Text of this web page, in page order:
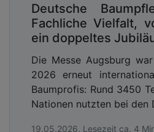
Deutsche
Fachliche Vielfalt,
ein doppeltes
Die Messe Augsburg
2026 erneut
Baumprofis: Rund 3450
Nationen nutzten bei den
19.05.2026, Lesezeit ca. 4